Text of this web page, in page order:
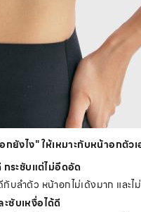
ยังไง" ให้เหมาะกับหน้าอกตัว
ระชับแต่ไม่อึดอัด
ลำตัว หน้าอกไม่เด้งมาก และไ
ซับเหงื่อได้ดี